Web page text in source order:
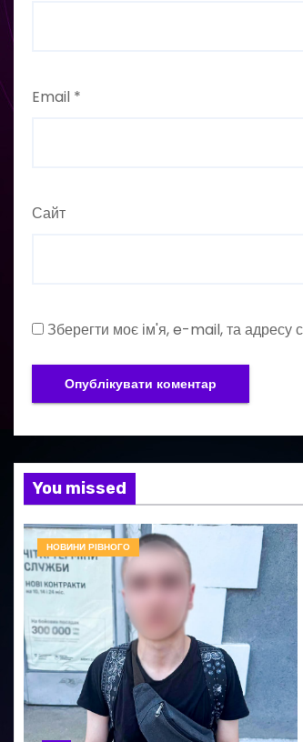
Email *
Сайт
Зберегти моє ім'я, e-mail, та адресу
You missed
НОВИНИ РІВНОГО